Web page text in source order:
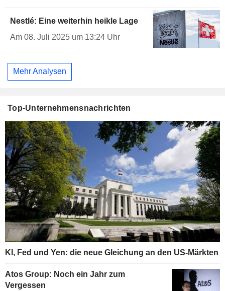
Nestlé: Eine weiterhin heikle Lage
Am 08. Juli 2025 um 13:24 Uhr
Mehr Analysen
Top-Unternehmensnachrichten
KI, Fed und Yen: die neue Gleichung an den US-Märkten
Atos Group: Noch ein Jahr zum
Vergessen